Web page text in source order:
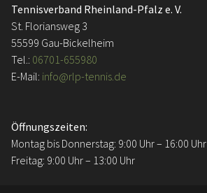
Tennisverband Rheinland-Pfalz e. V.
St. Floriansweg 3
55599 Gau-Bickelheim
Tel.: 06701-655980
E-Mail: info@rlp-tennis.de
Öffnungszeiten:
Montag bis Donnerstag: 9:00 Uhr – 16:00 Uhr
Freitag: 9:00 Uhr – 13:00 Uhr